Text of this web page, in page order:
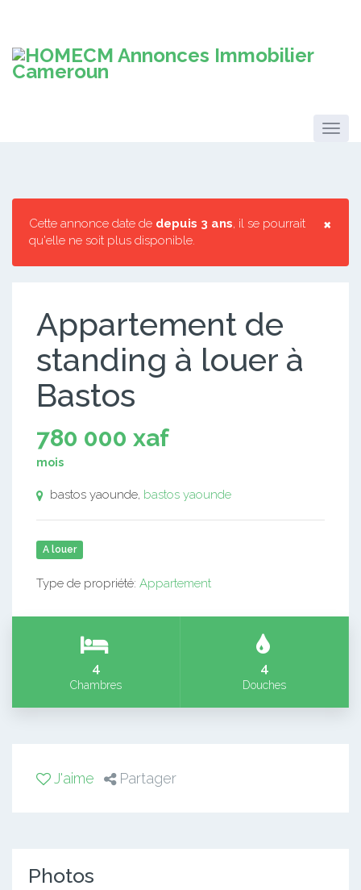
×
Cette annonce date de depuis 3 ans, il se pourrait
qu'elle ne soit plus disponible.
Appartement de
standing à louer à
Bastos
780 000 xaf
mois
bastos yaounde, bastos yaounde
A louer
Type de propriété: Appartement
4
Chambres
4
Douches
J'aime Partager
Photos